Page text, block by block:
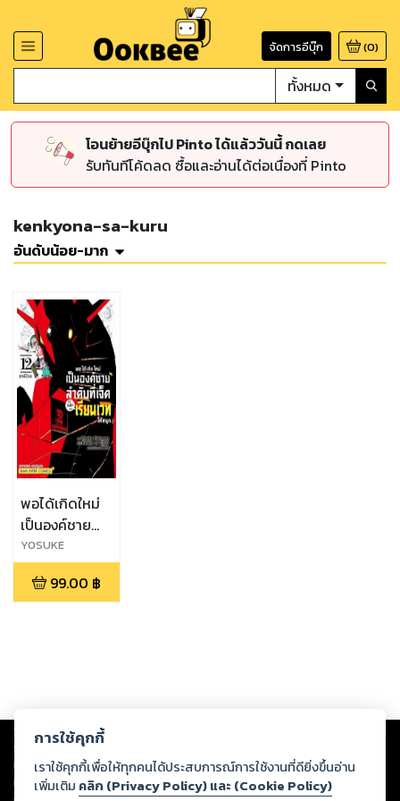
จัดการอีบุ๊ก (0)
ทั้งหมด
โอนย้ายอีบุ๊กไป Pinto ได้แล้ววันนี้ กดเลย
รับทันทีโค้ดลด ซื้อและอ่านได้ต่อเนื่องที่ Pinto
kenkyona-sa-kuru
อันดับน้อย-มาก
พอได้เกิดใหม่
เป็นองค์ชาย
ลำดับที่เจ็ด ก็
เพื่อเรียนเวทให้
สนุก เล่ม 12
YOSUKE
KOKUZAWA,KENK
YONA SA-
KURU,MERU
99.00 ฿
Copyright © 2026
ต่อผลงานหรือเนื้อหาใดที่อัปโหลดผ่านเว็บไซต์และปรากฏว่าละเมิดสิทธิใน
ทรัพย์สินทางปัญญาของบุคคลอื่นหรือขัดต่อกฎหมายและศีลธรรม ดังนั้น ผู้อ่าน
ทุกท่านโปรดใช้วิจารณญาณในการกลั่นกรองด้วยตนเอง และหากท่านพบว่าส่วน
การใช้คุกกี้
เราใช้คุกกี้เพื่อให้ทุกคนได้ประสบการณ์การใช้งานที่ดียิ่งขึ้นอ่าน
เพิ่มเติม คลิก (Privacy Policy) และ (Cookie Policy)